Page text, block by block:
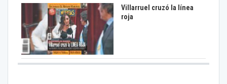
Villarruel cruzó la línea
roja